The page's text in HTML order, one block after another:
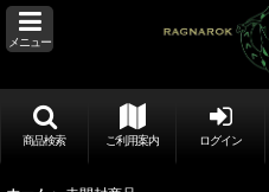
メニュー
商品検索 ご利用案内 ログイン